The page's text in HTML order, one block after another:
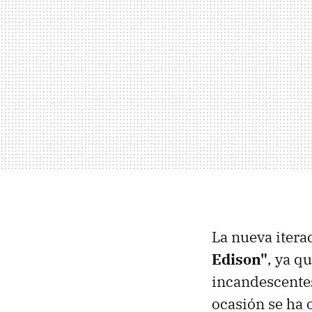
La nueva
Edison", ya
ocasión se